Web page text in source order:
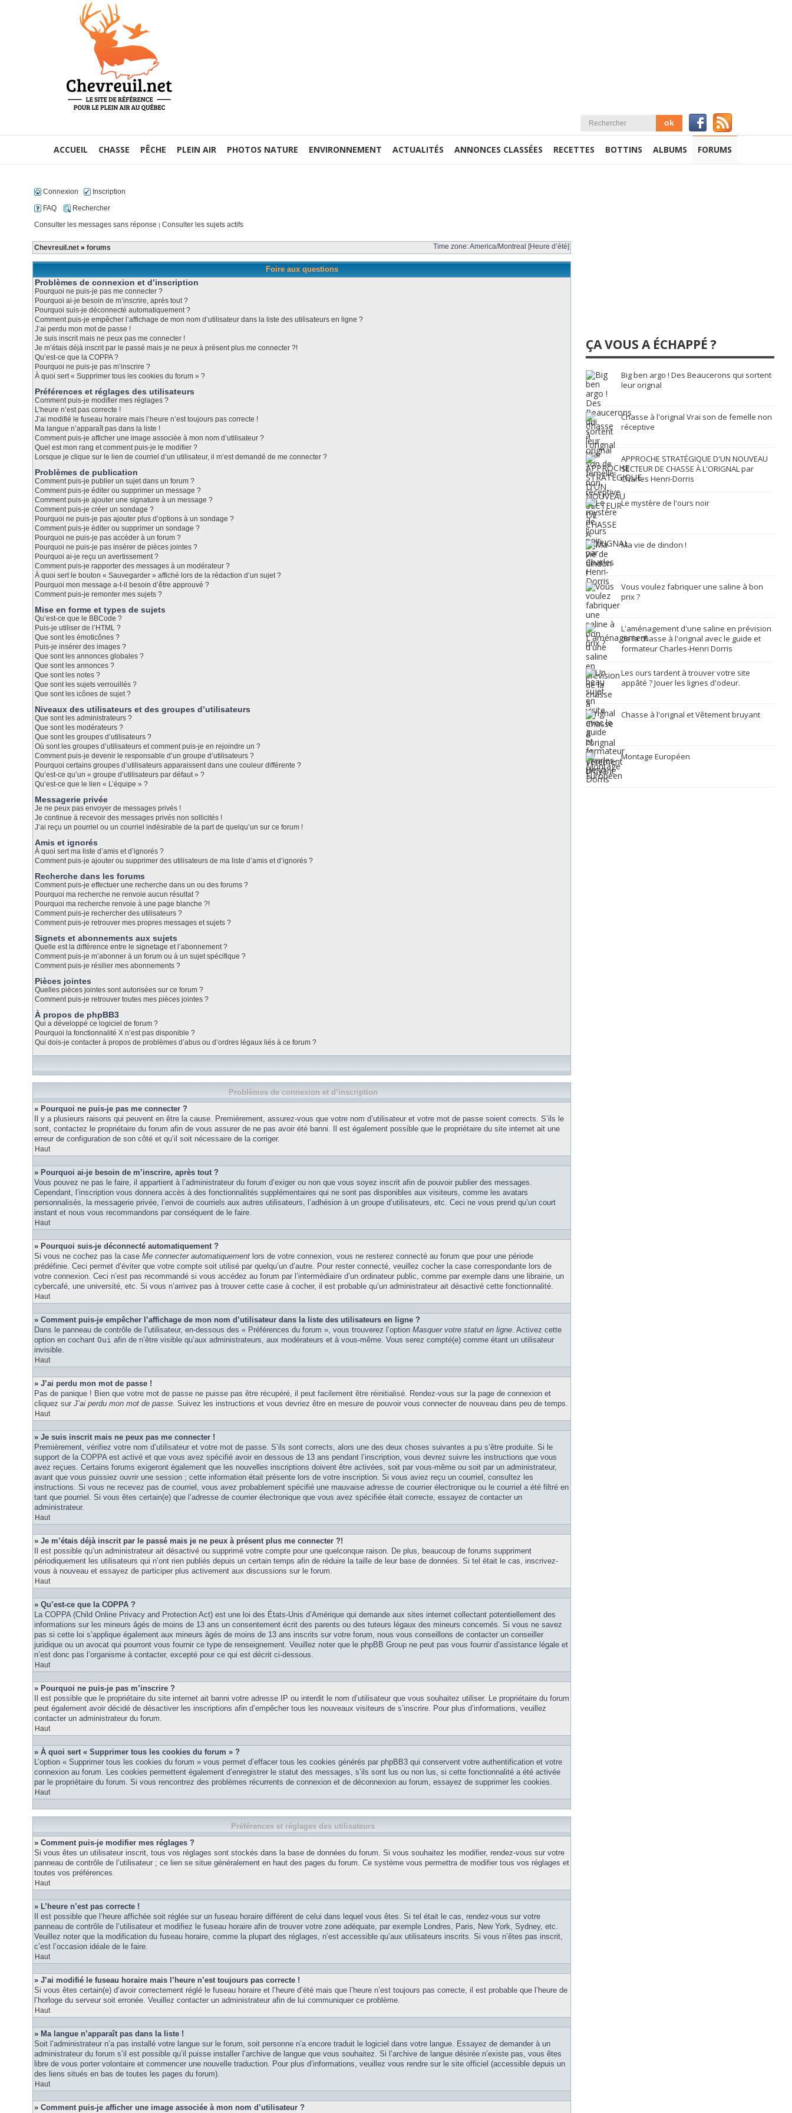
ACCUEIL CHASSE PÊCHE PLEIN AIR PHOTOS NATURE ENVIRONNEMENT ACTUALITÉS ANNONCES CLASSÉES RECETTES BOTTINS ALBUMS FORUMS
Connexion
Inscription
FAQ
Rechercher
Consulter les messages sans réponse | Consulter les sujets actifs
Chevreuil.net » forums Time zone: America/Montreal [Heure d’été]
Foire aux questions
Problèmes de connexion et d’inscription
Pourquoi ne puis-je pas me connecter ?
Pourquoi ai-je besoin de m’inscrire, après tout ?
Pourquoi suis-je déconnecté automatiquement ?
Comment puis-je empêcher l’affichage de mon nom d’utilisateur dans la liste des utilisateurs en ligne ?
J’ai perdu mon mot de passe !
Je suis inscrit mais ne peux pas me connecter !
Je m’étais déjà inscrit par le passé mais je ne peux à présent plus me connecter ?!
Qu’est-ce que la COPPA ?
Pourquoi ne puis-je pas m’inscrire ?
À quoi sert « Supprimer tous les cookies du forum » ?
Préférences et réglages des utilisateurs
Comment puis-je modifier mes réglages ?
L’heure n’est pas correcte !
J’ai modifié le fuseau horaire mais l’heure n’est toujours pas correcte !
Ma langue n’apparaît pas dans la liste !
Comment puis-je afficher une image associée à mon nom d’utilisateur ?
Quel est mon rang et comment puis-je le modifier ?
Lorsque je clique sur le lien de courriel d’un utilisateur, il m’est demandé de me connecter ?
Problèmes de publication
Comment puis-je publier un sujet dans un forum ?
Comment puis-je éditer ou supprimer un message ?
Comment puis-je ajouter une signature à un message ?
Comment puis-je créer un sondage ?
Pourquoi ne puis-je pas ajouter plus d’options à un sondage ?
Comment puis-je éditer ou supprimer un sondage ?
Pourquoi ne puis-je pas accéder à un forum ?
Pourquoi ne puis-je pas insérer de pièces jointes ?
Pourquoi ai-je reçu un avertissement ?
Comment puis-je rapporter des messages à un modérateur ?
À quoi sert le bouton « Sauvegarder » affiché lors de la rédaction d’un sujet ?
Pourquoi mon message a-t-il besoin d’être approuvé ?
Comment puis-je remonter mes sujets ?
Mise en forme et types de sujets
Qu’est-ce que le BBCode ?
Puis-je utiliser de l’HTML ?
Que sont les émoticônes ?
Puis-je insérer des images ?
Que sont les annonces globales ?
Que sont les annonces ?
Que sont les notes ?
Que sont les sujets verrouillés ?
Que sont les icônes de sujet ?
Niveaux des utilisateurs et des groupes d’utilisateurs
Que sont les administrateurs ?
Que sont les modérateurs ?
Que sont les groupes d’utilisateurs ?
Où sont les groupes d’utilisateurs et comment puis-je en rejoindre un ?
Comment puis-je devenir le responsable d’un groupe d’utilisateurs ?
Pourquoi certains groupes d’utilisateurs apparaissent dans une couleur différente ?
Qu’est-ce qu’un « groupe d’utilisateurs par défaut » ?
Qu’est-ce que le lien « L’équipe » ?
Messagerie privée
Je ne peux pas envoyer de messages privés !
Je continue à recevoir des messages privés non sollicités !
J’ai reçu un pourriel ou un courriel indésirable de la part de quelqu’un sur ce forum !
Amis et ignorés
À quoi sert ma liste d’amis et d’ignorés ?
Comment puis-je ajouter ou supprimer des utilisateurs de ma liste d’amis et d’ignorés ?
Recherche dans les forums
Comment puis-je effectuer une recherche dans un ou des forums ?
Pourquoi ma recherche ne renvoie aucun résultat ?
Pourquoi ma recherche renvoie à une page blanche ?!
Comment puis-je rechercher des utilisateurs ?
Comment puis-je retrouver mes propres messages et sujets ?
Signets et abonnements aux sujets
Quelle est la différence entre le signetage et l’abonnement ?
Comment puis-je m’abonner à un forum ou à un sujet spécifique ?
Comment puis-je résilier mes abonnements ?
Pièces jointes
Quelles pièces jointes sont autorisées sur ce forum ?
Comment puis-je retrouver toutes mes pièces jointes ?
À propos de phpBB3
Qui a développé ce logiciel de forum ?
Pourquoi la fonctionnalité X n’est pas disponible ?
Qui dois-je contacter à propos de problèmes d’abus ou d’ordres légaux liés à ce forum ?
Problèmes de connexion et d’inscription
» Pourquoi ne puis-je pas me connecter ?
Il y a plusieurs raisons qui peuvent en être la cause. Premièrement, assurez-vous que votre nom d’utilisateur et votre mot de passe soient corrects. S’ils le
sont, contactez le propriétaire du forum afin de vous assurer de ne pas avoir été banni. Il est également possible que le propriétaire du site internet ait une
erreur de configuration de son côté et qu’il soit nécessaire de la corriger.
Haut
» Pourquoi ai-je besoin de m’inscrire, après tout ?
Vous pouvez ne pas le faire, il appartient à l’administrateur du forum d’exiger ou non que vous soyez inscrit afin de pouvoir publier des messages.
Cependant, l’inscription vous donnera accès à des fonctionnalités supplémentaires qui ne sont pas disponibles aux visiteurs, comme les avatars
personnalisés, la messagerie privée, l’envoi de courriels aux autres utilisateurs, l’adhésion à un groupe d’utilisateurs, etc. Ceci ne vous prend qu’un court
instant et nous vous recommandons par conséquent de le faire.
Haut
» Pourquoi suis-je déconnecté automatiquement ?
Si vous ne cochez pas la case Me connecter automatiquement lors de votre connexion, vous ne resterez connecté au forum que pour une période
prédéfinie. Ceci permet d’éviter que votre compte soit utilisé par quelqu’un d’autre. Pour rester connecté, veuillez cocher la case correspondante lors de
votre connexion. Ceci n’est pas recommandé si vous accédez au forum par l’intermédiaire d’un ordinateur public, comme par exemple dans une librairie, un
cybercafé, une université, etc. Si vous n’arrivez pas à trouver cette case à cocher, il est probable qu’un administrateur ait désactivé cette fonctionnalité.
Haut
» Comment puis-je empêcher l’affichage de mon nom d’utilisateur dans la liste des utilisateurs en ligne ?
Dans le panneau de contrôle de l’utilisateur, en-dessous des « Préférences du forum », vous trouverez l’option Masquer votre statut en ligne. Activez cette
option en cochant Oui afin de n’être visible qu’aux administrateurs, aux modérateurs et à vous-même. Vous serez compté(e) comme étant un utilisateur
invisible.
Haut
» J’ai perdu mon mot de passe !
Pas de panique ! Bien que votre mot de passe ne puisse pas être récupéré, il peut facilement être réinitialisé. Rendez-vous sur la page de connexion et
cliquez sur J’ai perdu mon mot de passe. Suivez les instructions et vous devriez être en mesure de pouvoir vous connecter de nouveau dans peu de temps.
Haut
» Je suis inscrit mais ne peux pas me connecter !
Premièrement, vérifiez votre nom d’utilisateur et votre mot de passe. S’ils sont corrects, alors une des deux choses suivantes a pu s’être produite. Si le
support de la COPPA est activé et que vous avez spécifié avoir en dessous de 13 ans pendant l’inscription, vous devrez suivre les instructions que vous
avez reçues. Certains forums exigeront également que les nouvelles inscriptions doivent être activées, soit par vous-même ou soit par un administrateur,
avant que vous puissiez ouvrir une session ; cette information était présente lors de votre inscription. Si vous aviez reçu un courriel, consultez les
instructions. Si vous ne recevez pas de courriel, vous avez probablement spécifié une mauvaise adresse de courrier électronique ou le courriel a été filtré en
tant que pourriel. Si vous êtes certain(e) que l’adresse de courrier électronique que vous avez spécifiée était correcte, essayez de contacter un
administrateur.
Haut
» Je m’étais déjà inscrit par le passé mais je ne peux à présent plus me connecter ?!
Il est possible qu’un administrateur ait désactivé ou supprimé votre compte pour une quelconque raison. De plus, beaucoup de forums suppriment
périodiquement les utilisateurs qui n’ont rien publiés depuis un certain temps afin de réduire la taille de leur base de données. Si tel était le cas, inscrivez-
vous à nouveau et essayez de participer plus activement aux discussions sur le forum.
Haut
» Qu’est-ce que la COPPA ?
La COPPA (Child Online Privacy and Protection Act) est une loi des États-Unis d’Amérique qui demande aux sites internet collectant potentiellement des
informations sur les mineurs âgés de moins de 13 ans un consentement écrit des parents ou des tuteurs légaux des mineurs concernés. Si vous ne savez
pas si cette loi s’applique également aux mineurs âgés de moins de 13 ans inscrits sur votre forum, nous vous conseillons de contacter un conseiller
juridique ou un avocat qui pourront vous fournir ce type de renseignement. Veuillez noter que le phpBB Group ne peut pas vous fournir d’assistance légale et
n’est donc pas l’organisme à contacter, excepté pour ce qui est décrit ci-dessous.
Haut
» Pourquoi ne puis-je pas m’inscrire ?
Il est possible que le propriétaire du site internet ait banni votre adresse IP ou interdit le nom d’utilisateur que vous souhaitez utiliser. Le propriétaire du forum
peut également avoir décidé de désactiver les inscriptions afin d’empêcher tous les nouveaux visiteurs de s’inscrire. Pour plus d’informations, veuillez
contacter un administrateur du forum.
Haut
» À quoi sert « Supprimer tous les cookies du forum » ?
L’option « Supprimer tous les cookies du forum » vous permet d’effacer tous les cookies générés par phpBB3 qui conservent votre authentification et votre
connexion au forum. Les cookies permettent également d’enregistrer le statut des messages, s’ils sont lus ou non lus, si cette fonctionnalité a été activée
par le propriétaire du forum. Si vous rencontrez des problèmes récurrents de connexion et de déconnexion au forum, essayez de supprimer les cookies.
Haut
Préférences et réglages des utilisateurs
» Comment puis-je modifier mes réglages ?
Si vous êtes un utilisateur inscrit, tous vos réglages sont stockés dans la base de données du forum. Si vous souhaitez les modifier, rendez-vous sur votre
panneau de contrôle de l’utilisateur ; ce lien se situe généralement en haut des pages du forum. Ce système vous permettra de modifier tous vos réglages et
toutes vos préférences.
Haut
» L’heure n’est pas correcte !
Il est possible que l’heure affichée soit réglée sur un fuseau horaire différent de celui dans lequel vous êtes. Si tel était le cas, rendez-vous sur votre
panneau de contrôle de l’utilisateur et modifiez le fuseau horaire afin de trouver votre zone adéquate, par exemple Londres, Paris, New York, Sydney, etc.
Veuillez noter que la modification du fuseau horaire, comme la plupart des réglages, n’est accessible qu’aux utilisateurs inscrits. Si vous n’êtes pas inscrit,
c’est l’occasion idéale de le faire.
Haut
» J’ai modifié le fuseau horaire mais l’heure n’est toujours pas correcte !
Si vous êtes certain(e) d’avoir correctement réglé le fuseau horaire et l’heure d’été mais que l’heure n’est toujours pas correcte, il est probable que l’heure de
l’horloge du serveur soit erronée. Veuillez contacter un administrateur afin de lui communiquer ce problème.
Haut
» Ma langue n’apparaît pas dans la liste !
Soit l’administrateur n’a pas installé votre langue sur le forum, soit personne n’a encore traduit le logiciel dans votre langue. Essayez de demander à un
administrateur du forum s’il est possible qu’il puisse installer l’archive de langue que vous souhaitez. Si l’archive de langue désirée n’existe pas, vous êtes
libre de vous porter volontaire et commencer une nouvelle traduction. Pour plus d’informations, veuillez vous rendre sur le site officiel (accessible depuis un
des liens situés en bas de toutes les pages du forum).
Haut
» Comment puis-je afficher une image associée à mon nom d’utilisateur ?
ÇA VOUS A ÉCHAPPÉ ?
Big ben argo ! Des Beaucerons qui sortent
leur orignal
Chasse à l'orignal Vrai son de femelle non
réceptive
APPROCHE STRATÉGIQUE D'UN NOUVEAU
SECTEUR DE CHASSE À L'ORIGNAL par
Charles Henri-Dorris
Le mystère de l'ours noir
Ma vie de dindon !
Vous voulez fabriquer une saline à bon
prix ?
L'aménagement d'une saline en prévision
de la chasse à l'orignal avec le guide et
formateur Charles-Henri Dorris
Les ours tardent à trouver votre site
appâté ? Jouer les lignes d'odeur.
Chasse à l'orignal et Vêtement bruyant
Montage Européen